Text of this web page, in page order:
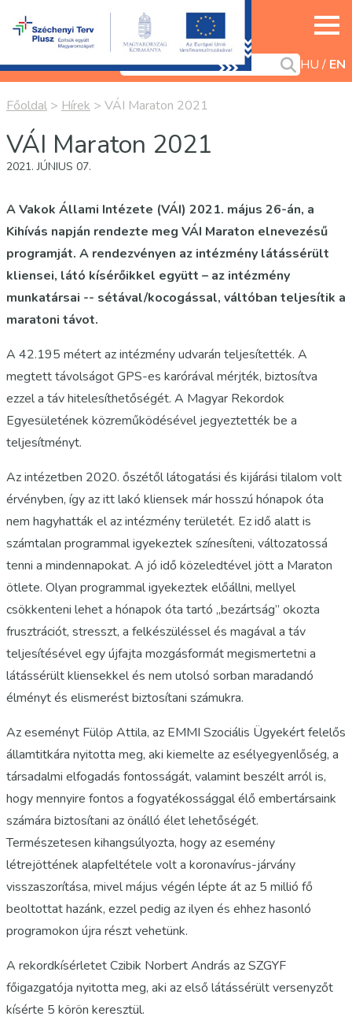
HU EN
Főoldal > Hírek > VÁI Maraton 2021
VÁI Maraton 2021
2021. JÚNIUS 07.
A Vakok Állami Intézete (VÁI) 2021. május 26-án, a
Kihívás napján rendezte meg VÁI Maraton elnevezésű
programját. A rendezvényen az intézmény látássérült
kliensei, látó kísérőikkel együtt – az intézmény
munkatársai -- sétával/kocogással, váltóban teljesítik a
maratoni távot.
A 42.195 métert az intézmény udvarán teljesítették. A
megtett távolságot GPS-es karórával mérjték, biztosítva
ezzel a táv hitelesíthetőségét. A Magyar Rekordok
Egyesületének közreműködésével jegyeztették be a
teljesítményt.
Az intézetben 2020. őszétől látogatási és kijárási tilalom volt
érvényben, így az itt lakó kliensek már hosszú hónapok óta
nem hagyhatták el az intézmény területét. Ez idő alatt is
számtalan programmal igyekeztek színesíteni, változatossá
tenni a mindennapokat. A jó idő közeledtével jött a Maraton
ötlete. Olyan programmal igyekeztek előállni, mellyel
csökkenteni lehet a hónapok óta tartó „bezártság” okozta
frusztrációt, stresszt, a felkészüléssel és magával a táv
teljesítésével egy újfajta mozgásformát megismertetni a
látássérült kliensekkel és nem utolsó sorban maradandó
élményt és elismerést biztosítani számukra.
Az eseményt Fülöp Attila, az EMMI Szociális Ügyekért felelős
államtitkára nyitotta meg, aki kiemelte az esélyegyenlőség, a
társadalmi elfogadás fontosságát, valamint beszélt arról is,
hogy mennyire fontos a fogyatékossággal élő embertársaink
számára biztosítani az önálló élet lehetőségét.
Természetesen kihangsúlyozta, hogy az esemény
létrejöttének alapfeltétele volt a koronavírus-járvány
visszaszorítása, mivel május végén lépte át az 5 millió fő
beoltottat hazánk, ezzel pedig az ilyen és ehhez hasonló
programokon újra részt vehetünk.
A rekordkísérletet Czibik Norbert András az SZGYF
főigazgatója nyitotta meg, aki az első látássérült versenyzőt
kísérte 5 körön keresztül.